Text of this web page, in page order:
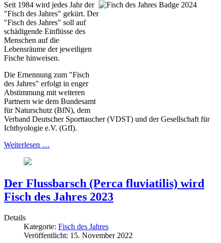
Seit 1984 wird jedes Jahr der
"Fisch des Jahres" gekürt. Der
"Fisch des Jahres" soll auf
schädigende Einflüsse des
Menschen auf die
Lebensräume der jeweiligen
Fische hinweisen.
Die Ernennung zum "Fisch
des Jahres" erfolgt in enger
Abstimmung mit weiteren
Partnern wie dem Bundesamt
für Naturschutz (BfN), dem
Verband Deutscher Sporttaucher (VDST) und der Gesellschaft für
Ichthyologie e.V. (GfI).
Weiterlesen …
Der Flussbarsch (Perca fluviatilis) wird
Fisch des Jahres 2023
Details
Kategorie: Fisch des Jahres
Veröffentlicht: 15. November 2022